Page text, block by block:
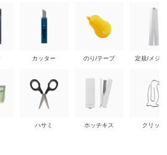
カッター
ハサミ
のり/テープ
ホッチキス
定規/メジ
クリップ